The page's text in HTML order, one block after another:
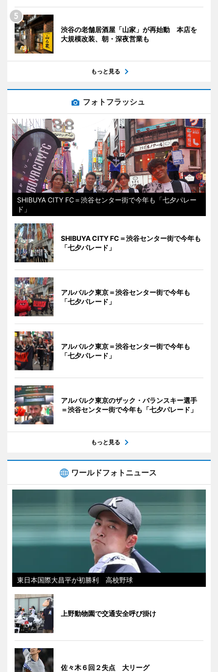
渋谷の老舗居酒屋「山家」が再始動 本店を
大規模改装、朝・深夜営業も
もっと見る
フォトフラッシュ
SHIBUYA CITY FC＝渋谷センター街で今年も「七夕パレー
ド」
SHIBUYA CITY FC＝渋谷センター街で今年も
「七夕パレード」
アルバルク東京＝渋谷センター街で今年も
「七夕パレード」
アルバルク東京＝渋谷センター街で今年も
「七夕パレード」
アルバルク東京のザック・バランスキー選手
＝渋谷センター街で今年も「七夕パレード」
もっと見る
ワールドフォトニュース
東日本国際大昌平が初勝利 高校野球
上野動物園で交通安全呼び掛け
佐々木６回２失点 大リーグ